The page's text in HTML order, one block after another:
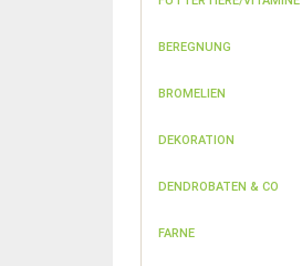
BEREGNUNG
BROMELIEN
DEKORATION
DENDROBATEN & CO
FARNE